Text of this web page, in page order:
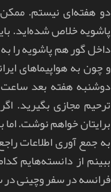
دو هفته‌ای نیستم.
پاشویه خلاص شده‌اید.
داخل گور هم پاشویه را
و چون به هواپیماهای
دوشنبه هفته بعد ساعت
ترحیم مجازی بگیرید.
برایتان خواهم نوشت.
به جمع آوری اطلاعات
ببینم از دانسته‌هایم
فرانسه در سفر وچینی